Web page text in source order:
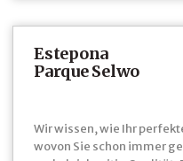
Estepona
Parque Selwo
Wir wissen, wie Ihr
wovon Sie schon immer